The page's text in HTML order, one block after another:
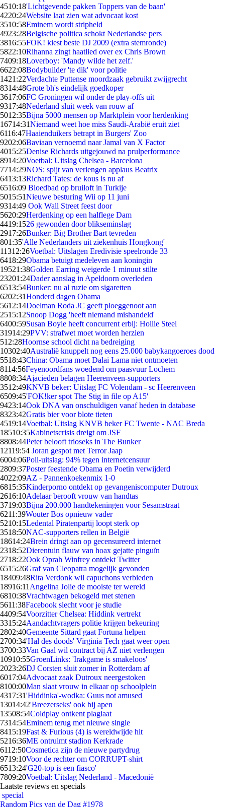
4510:18'Lichtgevende pakken Toppers van de baan'
4220:24Website laat zien wat advocaat kost
3510:58Eminem wordt stripheld
4923:28Belgische politica schokt Nederlandse pers
3816:55FOK! kiest beste DJ 2009 (extra stemronde)
5822:10Rihanna zingt haatlied over ex Chris Brown
7409:18Loverboy: 'Mandy wilde het zelf.'
6622:08Bodybuilder 'te dik' voor politie
1421:22Verdachte Puttense moordzaak gebruikt zwijgrecht
8314:48Grote bh's eindelijk goedkoper
3617:06FC Groningen wil onder de play-offs uit
9317:48Nederland sluit week van rouw af
5012:35Bijna 5000 mensen op Marktplein voor herdenking
16714:31Niemand weet hoe miss Saudi-Arabië eruit ziet
6116:47Haaienduikers betrapt in Burgers' Zoo
9202:06Baviaan vernoemd naar Jamal van X Factor
4015:25Denise Richards uitgejouwd na prulperformance
8914:20Voetbal: Uitslag Chelsea - Barcelona
7714:29NOS: spijt van verlengen applaus Beatrix
6413:13Richard Tates: de kous is nu af
6516:09 Bloedbad op bruiloft in Turkije
5015:51Nieuwe besturing Wii op 11 juni
9314:49 Ook Wall Street feest door
5620:29Herdenking op een halflege Dam
4419:1526 gewonden door blikseminslag
2917:26Bunker: Big Brother Bart tevreden
801:35'Alle Nederlanders uit ziekenhuis Hongkong'
11312:26Voetbal: Uitslagen Eredivisie speelronde 33
6418:29Obama betuigt medeleven aan koningin
19521:38Golden Earring weigerde 1 minuut stilte
23201:24Dader aanslag in Apeldoorn overleden
6513:54Bunker: nu al ruzie om sigaretten
6202:31Honderd dagen Obama
5612:14Doelman Roda JC geeft ploeggenoot aan
2515:12Snoop Dogg 'heeft niemand mishandeld'
6400:59Susan Boyle heeft concurrent erbij: Hollie Steel
31914:29PVV: strafwet moet worden herzien
512:28Hoornse school dicht na bedreiging
10302:40Australië knuppelt nog eens 25.000 babykangoeroes dood
5518:43China: Obama moet Dalai Lama niet ontmoeten
8114:56Feyenoordfans woedend om paasvuur Lochem
8808:34Ajacieden belagen Heerenveen-supporters
3512:49KNVB beker: Uitslag FC Volendam - sc Heerenveen
6509:45'FOK!ker spot The Stig in file op A15'
9423:14Ook DNA van onschuldigen vanaf heden in database
8323:42Gratis bier voor blote tieten
4519:14Voetbal: Uitslag KNVB beker FC Twente - NAC Breda
18510:35Kabinetscrisis dreigt om JSF
8808:44Peter belooft trioseks in The Bunker
12119:54 Joran gespot met Terror Jaap
6004:06Poll-uitslag: 94% tegen internetcensuur
2809:37Poster feestende Obama en Poetin verwijderd
4022:09AZ - Pannenkoekenmix 1-0
6815:35Kinderporno ontdekt op gevangeniscomputer Dutroux
2616:10Adelaar berooft vrouw van handtas
3719:03Bijna 200.000 handtekeningen voor Sesamstraat
6211:39Wouter Bos opnieuw vader
5210:15Ledental Piratenpartij loopt sterk op
3518:50NAC-supporters rellen in België
18614:24Brein dringt aan op gecensureerd internet
2318:52Dierentuin flauw van hoax gejatte pinguïn
2718:22Ook Oprah Winfrey ontdekt Twitter
6515:26Graf van Cleopatra mogelijk gevonden
18409:48Rita Verdonk wil capuchons verbieden
18916:11 Angelina Jolie de mooiste ter wereld
6810:38Vrachtwagen bekogeld met stenen
5611:38Facebook slecht voor je studie
4409:54Voorzitter Chelsea: Hiddink vertrekt
3315:24Aandachtvragers politie krijgen bekeuring
2802:40Gemeente Sittard gaat Fortuna helpen
2700:34'Hal des doods' Virginia Tech gaat weer open
3700:33Van Gaal wil contract bij AZ niet verlengen
10910:55GroenLinks: 'Irakgame is smakeloos'
2023:26DJ Corsten sluit zomer in Rotterdam af
6017:04Advocaat zaak Dutroux neergestoken
8100:00Man slaat vrouw in elkaar op schoolplein
4317:31'Hiddinka'-wodka: Guus not amused
13014:42'Breezerseks' ook bij apen
13508:54Coldplay ontkent plagiaat
7314:54Eminem terug met nieuwe single
8415:19Fast & Furious (4) is wereldwijde hit
5216:36ME ontruimt stadion Kerkrade
6112:50Cosmetica zijn de nieuwe partydrug
9719:10Voor de rechter om CORRUPT-shirt
6513:24'G20-top is een fiasco'
7809:20Voetbal: Uitslag Nederland - Macedonië
Laatste reviews en specials
special
Random Pics van de Dag #1978